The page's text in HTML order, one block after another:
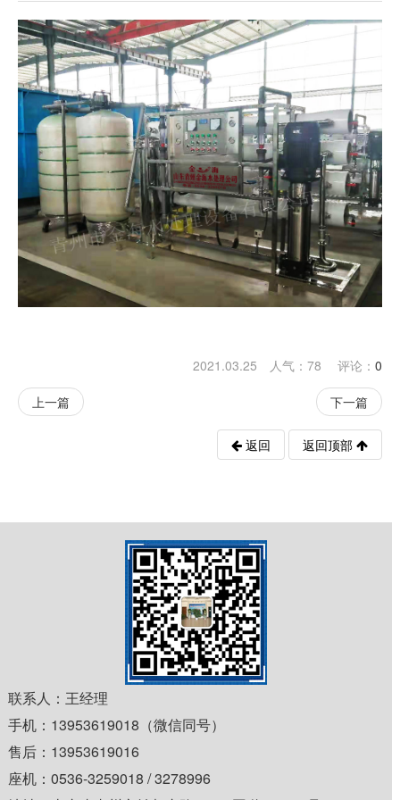
1 2 3
2021.03.25 人气： 78 评论： 0
上一篇 下一篇
返回 返回顶部
联系人：王经理
手机：13953619018（微信同号）
售后：13953619016
座机：0536-3259018 / 3278996